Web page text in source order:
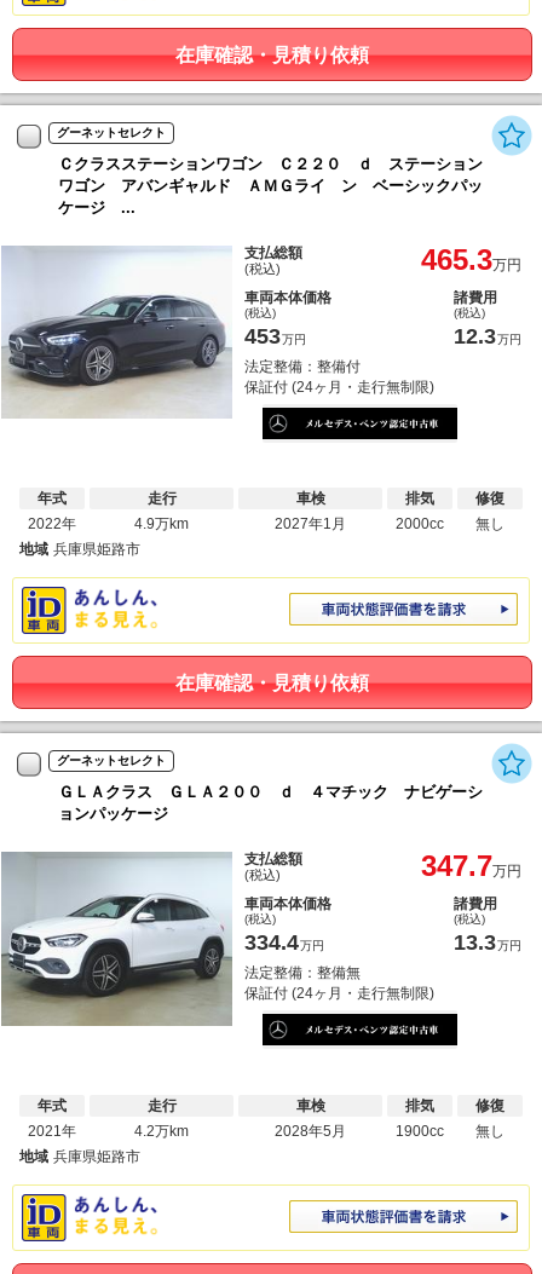
在庫確認・見積り依頼
グーネットセレクト
Ｃクラスステーションワゴン Ｃ２２０ ｄ ステーション
ワゴン アバンギャルド ＡＭＧライ ン ベーシックパッ
ケージ ...
支払総額
(税込) 465.3万円
車両本体価格
(税込)
453万円
諸費用
(税込)
12.3万円
法定整備：整備付
保証付 (24ヶ月・走行無制限)
年式
2022年
走行
4.9万km
車検
2027年1月
排気
2000cc
修復
無し
地域 兵庫県姫路市
在庫確認・見積り依頼
グーネットセレクト
ＧＬＡクラス ＧＬＡ２００ ｄ ４マチック ナビゲーシ
ョンパッケージ
支払総額
(税込) 347.7万円
車両本体価格
(税込)
334.4万円
諸費用
(税込)
13.3万円
法定整備：整備無
保証付 (24ヶ月・走行無制限)
年式
2021年
走行
4.2万km
車検
2028年5月
排気
1900cc
修復
無し
地域 兵庫県姫路市